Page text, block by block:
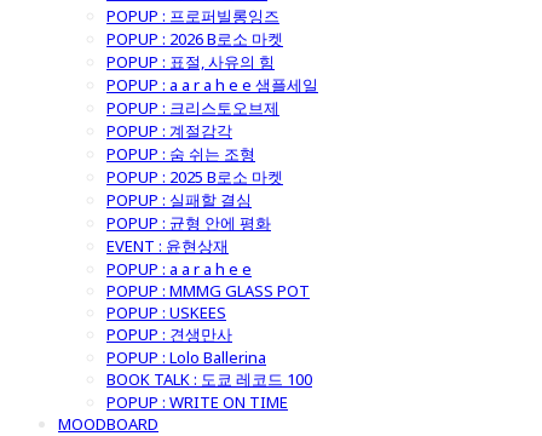
POPUP : 프로퍼빌롱잉즈
POPUP : 2026 B로소 마켓
POPUP : 표절, 사유의 힘
POPUP : a a r a h e e 샘플세일
POPUP : 크리스토오브제
POPUP : 계절감각
POPUP : 숨 쉬는 조형
POPUP : 2025 B로소 마켓
POPUP : 실패할 결심
POPUP : 균형 안에 평화
EVENT : 윤현상재
POPUP : a a r a h e e
POPUP : MMMG GLASS POT
POPUP : USKEES
POPUP : 견생만사
POPUP : Lolo Ballerina
BOOK TALK : 도쿄 레코드 100
POPUP : WRITE ON TIME
MOODBOARD